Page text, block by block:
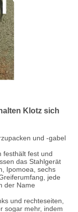
Klotz sich
und -gabel
festhält fest und
das Stahlgerät
Ipomoea, sechs
jede
der Name
und rechteseiten,
sogar mehr, indem